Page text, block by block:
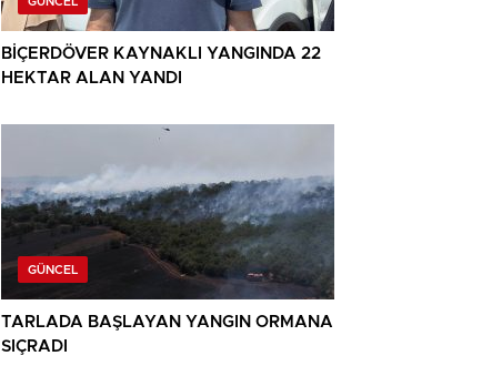
BİÇERDÖVER KAYNAKLI YANGINDA 22
HEKTAR ALAN YANDI
GÜNCEL
TARLADA BAŞLAYAN YANGIN ORMANA
SIÇRADI